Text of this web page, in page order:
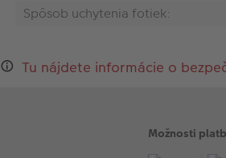
Spôsob uchytenia fotiek:
Tu nájdete informácie o
Možnosti